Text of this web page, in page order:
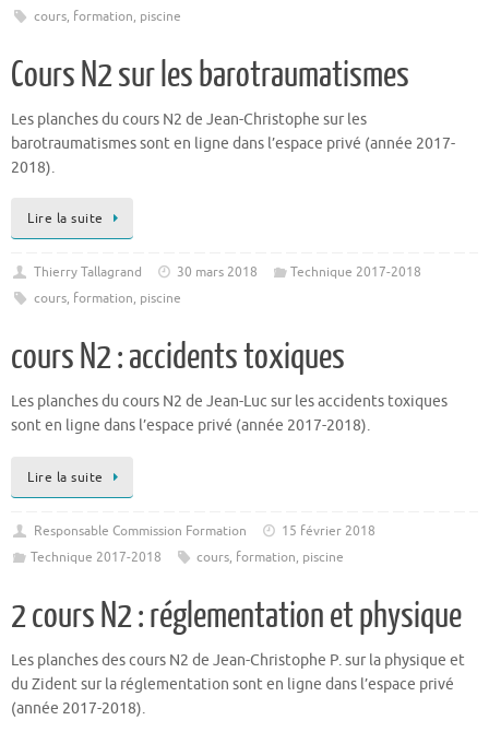
cours, formation, piscine
Cours N2 sur les barotraumatismes
Les planches du cours N2 de Jean-Christophe sur les
barotraumatismes sont en ligne dans l’espace privé (année 2017-
2018).
Lire la suite
Thierry Tallagrand 30 mars 2018
Technique 2017-2018
cours, formation, piscine
cours N2 : accidents toxiques
Les planches du cours N2 de Jean-Luc sur les accidents toxiques
sont en ligne dans l’espace privé (année 2017-2018).
Lire la suite
Responsable Commission Formation
15 février 2018
Technique 2017-2018
cours, formation, piscine
2 cours N2 : réglementation et physique
Les planches des cours N2 de Jean-Christophe P. sur la physique et
du Zident sur la réglementation sont en ligne dans l’espace privé
(année 2017-2018).